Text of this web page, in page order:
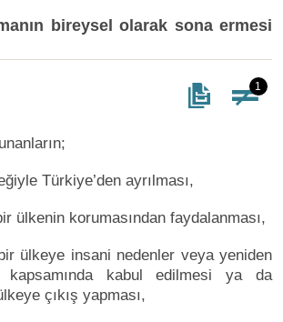
bireysel olarak sona ermesi
1
Türkiye’den ayrılması,
ülkenin korumasından faydalanması,
ülkeye insani nedenler veya yeniden
kapsamında kabul edilmesi ya da
çıkış yapması,